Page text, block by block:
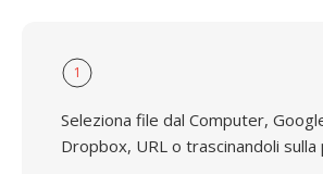
1
Seleziona file dal Computer,
Dropbox, URL o trascinandoli sulla